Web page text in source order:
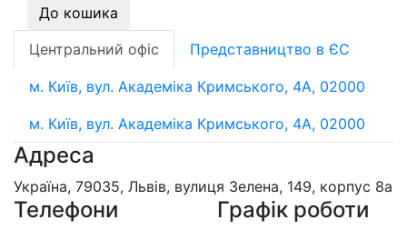
До кошика
Центральний офіс
Представництво в ЄС
м. Київ, вул. Академіка Кримського, 4А, 02000
м. Київ, вул. Академіка Кримського, 4А, 02000
Адреса
Україна, 79035, Львів, вулиця Зелена, 149, корпус 8а
Телефони Графік роботи